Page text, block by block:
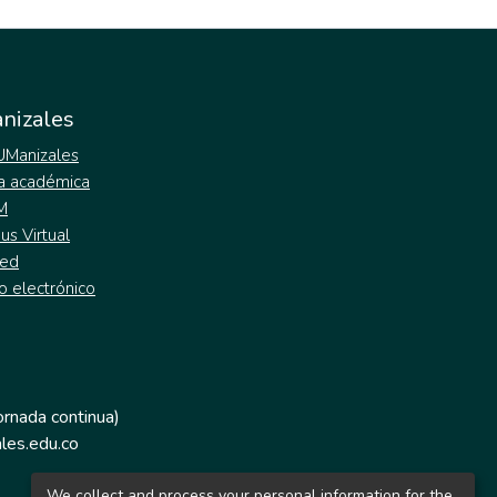
académica
Virtual
electrónico
continua)